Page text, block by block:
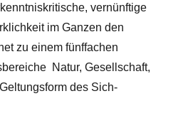
vernünftige
im Ganzen den
zu einem fünffachen
Natur, Gesellschaft,
des Sich-